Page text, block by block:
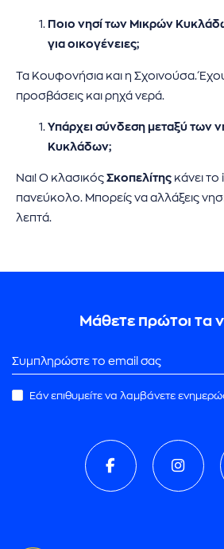
Ποιο νησί των Μικρών
για οικογένειες;
Τα Κουφονήσια και η Σχοινούσα.
προσβάσεις και ρηχά νερά.
Υπάρχει σύνδεση μεταξύ των
Κυκλάδων;
Ναι! Ο κλασικός Σκοπελίτης κάνει
πανεύκολο. Μπορείς να αλλάξεις
λεπτά.
Μάθετε πρώτοι τα
Εάν επιθυμείτε να λαμβάνετε